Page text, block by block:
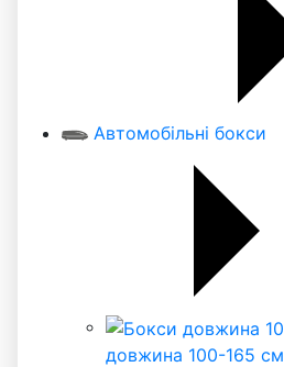
Автомобільні бокси
довжина 100-165 см